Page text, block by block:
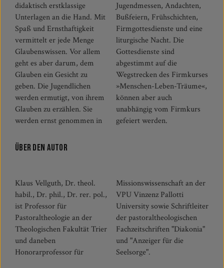
didaktisch erstklassige
Unterlagen an die Hand. Mit
Spaß und Ernsthaftigkeit
vermittelt er jede Menge
Glaubenswissen. Vor allem
geht es aber darum, dem
Glauben ein Gesicht zu
geben. Die Jugendlichen
werden ermutigt, von ihrem
Glauben zu erzählen. Sie
werden ernst genommen in
Jugendmessen, Andachten,
Bußfeiern, Frühschichten,
Firmgottesdienste und eine
liturgische Nacht. Die
Gottesdienste sind
abgestimmt auf die
Wegstrecken des Firmkurses
»Menschen-Leben-Träume«,
können aber auch
unabhängig vom Firmkurs
gefeiert werden.
Über den Autor
Klaus Vellguth, Dr. theol.
habil., Dr. phil., Dr. rer. pol.,
ist Professor für
Pastoraltheologie an der
Theologischen Fakultät Trier
und daneben
Honorarprofessor für
Missionswissenschaft an der
VPU Vinzenz Pallotti
University sowie Schriftleiter
der pastoraltheologischen
Fachzeitschriften "Diakonia"
und "Anzeiger für die
Seelsorge".